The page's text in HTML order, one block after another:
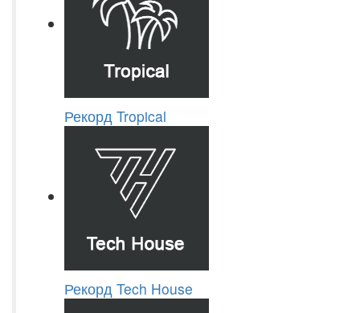
Рекорд Tropical
Рекорд Tech House